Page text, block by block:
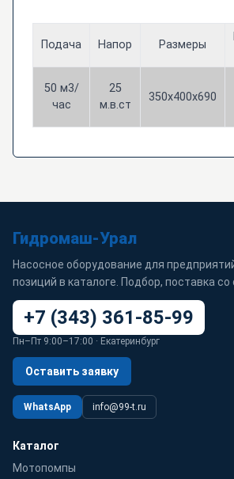
Подача Напор Размеры
50 м3/
час
25
м.в.ст
350х400х690
Гидромаш-Урал
Насосное оборудование для
позиций в каталоге. Подбор, поставка
+7 (343) 361-85-99
Пн–Пт 9:00–17:00 · Екатеринбург
Оставить заявку
WhatsApp info@99-t.ru
Каталог
Мотопомпы